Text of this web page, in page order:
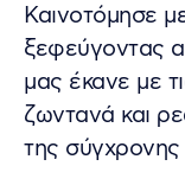
Καινοτόμησε
ξεφεύγοντας
μας έκανε με
ζωντανά και
της σύγχρονης